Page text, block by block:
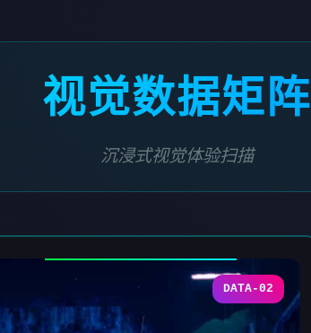
视觉数据矩阵
沉浸式视觉体验扫描
DATA-02